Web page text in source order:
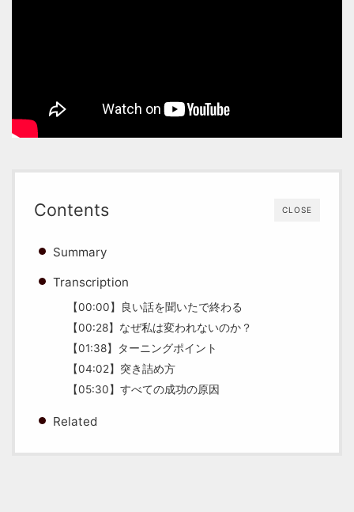
CLOSE
Contents
Summary
Transcription
【00:00】良い話を聞いたで終わる
【00:28】なぜ私は変われないのか？
【01:38】ターニングポイント
【04:02】突き詰め方
【05:30】すべての成功の原因
Related